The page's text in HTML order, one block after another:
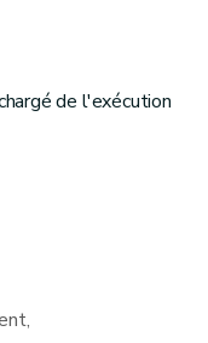
de l'exécution